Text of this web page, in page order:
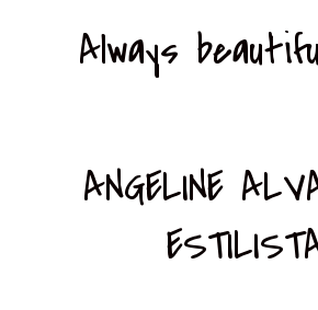
Always
ANGELINE